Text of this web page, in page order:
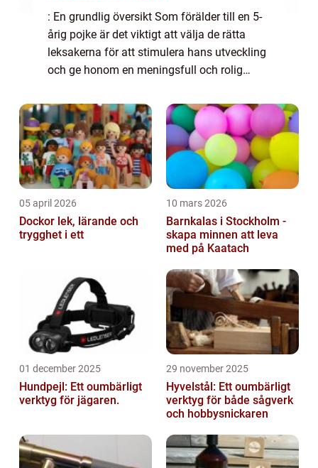
: En grundlig översikt Som förälder till en 5-
årig pojke är det viktigt att välja de rätta
leksakerna för att stimulera hans utveckling
och ge honom en meningsfull och rolig
ge en översikt över leksaker so...
05 april 2026
Dockor lek, lärande och
trygghet i ett
10 mars 2026
Barnkalas i Stockholm -
skapa minnen att leva
med på Kaatach
01 december 2025
Hundpejl: Ett oumbärligt
verktyg för jägaren.
29 november 2025
Hyvelstål: Ett oumbärligt
verktyg för både sågverk
och hobbysnickaren